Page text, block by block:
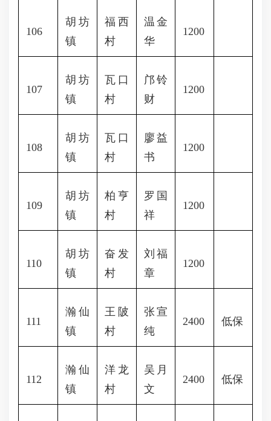
106
胡坊
镇
福西
村
温金
华
1200
107
胡坊
镇
瓦口
村
邝铃
财
1200
108
胡坊
镇
瓦口
村
廖益
书
1200
109
胡坊
镇
柏亨
村
罗国
祥
1200
110
胡坊
镇
奋发
村
刘福
章
1200
111
瀚仙
镇
王陂
村
张宣
纯
2400 低保
112
瀚仙
镇
洋龙
村
吴月
文
2400 低保